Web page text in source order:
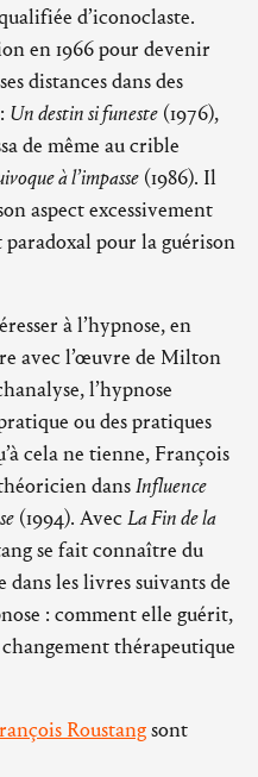
d’iconoclaste.
en 1966 pour devenir
distances dans des
Un destin si funeste (1976),
de même au crible
à l’impasse (1986). Il
aspect excessivement
pour la guérison
à l’hypnose, en
avec l’œuvre de Milton
l’hypnose
ou des pratiques
cela ne tienne, François
dansInfluence
(1994). AvecLa Fin de la
se fait connaître du
dans les livres suivants de
: comment elle guérit,
thérapeutique
Roustangsont